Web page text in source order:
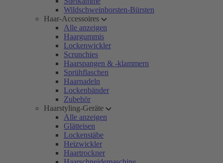
Wildschweinborsten-Bürsten
Haar-Accessoires
Alle anzeigen
Haargummis
Lockenwickler
Scrunchies
Haarspangen & -klammern
Sprühflaschen
Haarnadeln
Lockenbänder
Zubehör
Haarstyling-Geräte
Alle anzeigen
Glätteisen
Lockenstäbe
Heizwickler
Haartrockner